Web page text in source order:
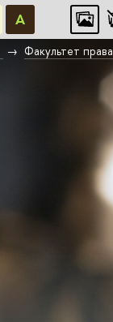
А
Факультет права